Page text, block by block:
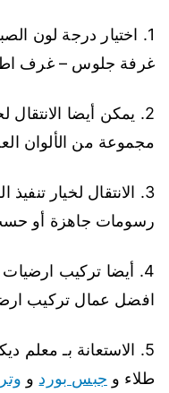
1. اختيار درجة لون
غرفة جلوس – غرف
2. يمكن أيضا الانتقال
مجموعة من الألوان
3. الانتقال لخيار
رسومات جاهزة أو
4. أيضا تركيب
افضل عمال تركيب
5. الاستعانة بـ معلم
طلاء و جبس بورد و